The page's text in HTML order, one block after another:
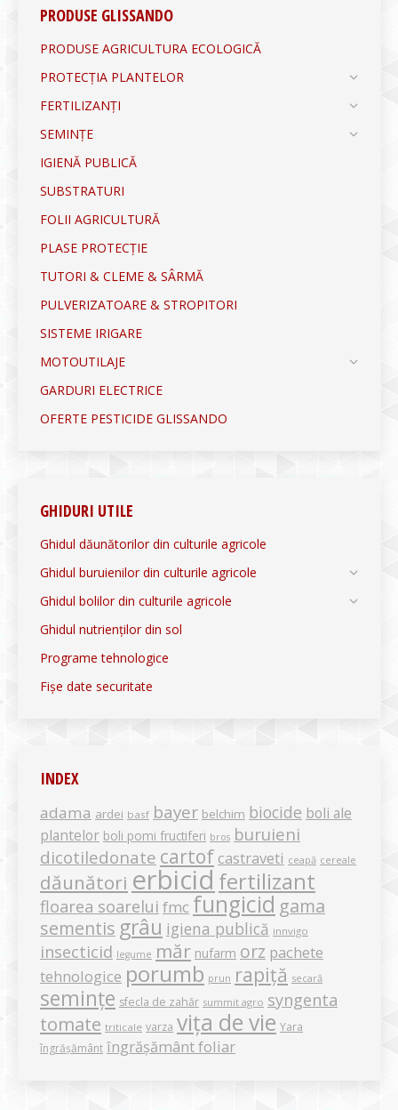
PRODUSE GLISSANDO
PRODUSE AGRICULTURA ECOLOGICĂ
PROTECȚIA PLANTELOR
FERTILIZANȚI
SEMINȚE
IGIENĂ PUBLICĂ
SUBSTRATURI
FOLII AGRICULTURĂ
PLASE PROTECȚIE
TUTORI & CLEME & SÂRMĂ
PULVERIZATOARE & STROPITORI
SISTEME IRIGARE
MOTOUTILAJE
GARDURI ELECTRICE
OFERTE PESTICIDE GLISSANDO
GHIDURI UTILE
Ghidul dăunătorilor din culturile agricole
Ghidul buruienilor din culturile agricole
Ghidul bolilor din culturile agricole
Ghidul nutrienților din sol
Programe tehnologice
Fișe date securitate
INDEX
adama ardei basf bayer belchim biocide boli ale
plantelor boli pomi fructiferi bros buruieni
dicotiledonate cartof castraveti ceapă cereale
dăunători erbicid fertilizant
floarea soarelui fmc fungicid gama
sementis grâu igiena publică innvigo
insecticid legume măr nufarm orz pachete
tehnologice porumb prun rapiță secară
semințe sfecla de zahăr summit agro syngenta
tomate triticale varza vița de vie Yara
îngrășământ îngrășământ foliar